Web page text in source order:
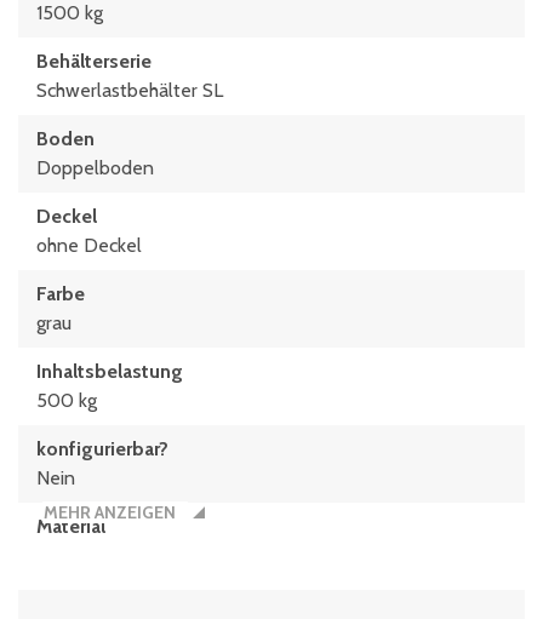
1500 kg
Behälterserie
Schwerlastbehälter SL
Boden
Doppelboden
Deckel
ohne Deckel
Farbe
grau
Inhaltsbelastung
500 kg
konfigurierbar?
Nein
Material
MEHR ANZEIGEN